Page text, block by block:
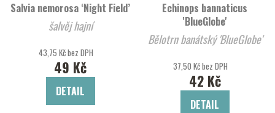
Salvia nemorosa ‘Night Field’
šalvěj hajní
43,75 Kč bez DPH
49 Kč
DETAIL
Echinops bannaticus
'BlueGlobe'
Bělotrn banátský 'BlueGlobe'
37,50 Kč bez DPH
42 Kč
DETAIL